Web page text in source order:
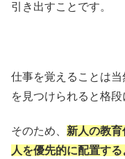
引き出すことです。
仕事を覚えることは
を見つけられると格
そのため、 新人の教
人を優先的に配置する